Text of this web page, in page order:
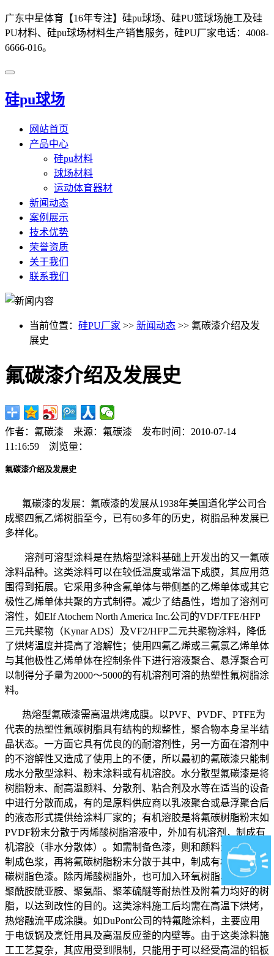
广东中星体育【16年专注】硅pu球场、硅PU篮球场施工及硅
PU材料、硅pu球场材料生产销售服务，硅PU厂家电话：4008-
6666-016。
硅pu球场
网站首页
产品中心
硅pu材料
球场材料
运动体育器材
新闻动态
案例展示
技术优势
荣誉资质
关于我们
联系我们
当前位置： 硅PU厂家 >> 新闻动态 >> 氟碳漆介绍及发
展史
氟碳漆介绍及发展史
作者：氟碳漆 来源：氟碳漆 发布时间：2010-07-14
11:16:59 浏览量：
氟碳漆介绍及发展史
氟碳漆的发展：氟碳漆的发展从1938年美国道化学公司合
成聚四氟乙烯树脂至今，已有60多年的历史，树脂品种发展已
多样化。
溶剂可溶型涂料是在热熔型涂料基础上开发出的又一氟碳
涂料品种。这类涂料可以在较低温度或常温下成膜，其应用范
围得到拓展。它采用多种含氟单体与带侧基的乙烯单体或其它
极性乙烯单体共聚的方式制得。减少了结晶性，增加了溶剂可
溶性，如Elf Atochem North America Inc.公司的VDF/TFE/HFP
三元共聚物（Kynar ADS）及VF2/HFP二元共聚物涂料，降低
了烘烤温度并提高了溶解性；使用四氟乙烯或三氟氯乙烯单体
与其他极性乙烯单体在控制条件下进行溶液聚合、悬浮聚合可
以制得分子量为2000～5000的有机溶剂可溶的热塑性氟树脂涂
料。
热熔型氟碳漆需高温烘烤成膜。以PVF、PVDF、PTFE为
代表的热塑性氟碳树脂具有结构的规整性，聚合物本身呈半结
晶状态。一方面它具有优良的的耐溶剂性，另一方面在溶剂中
的不溶解性又造成了使用上的不便，所以最初的氟碳漆只能制
成水分散型涂料、粉末涂料或有机溶胶。水分散型氟碳漆是将
树脂粉末、耐高温颜料、分散剂、粘合剂及水等在适当的设备
中进行分散而成，有的是原料供应商以乳液聚合或悬浮聚合后
的液态形式提供给涂料厂家的；有机溶胶是将氟碳树脂粉末如
PVDF粉末分散于丙烯酸树脂溶液中，外加有机溶剂，制成有
机溶胶（非水分散体）。如需制备色漆，则和颜料混合分散，
制成色浆，再将氟碳树脂粉末分散于其中，制成有机溶胶型氟
碳树脂色漆。除丙烯酸树脂外，也可加入环氧树脂、聚酰胺和
聚酰胺酰亚胺、聚氨酯、聚苯硫醚等耐热性及附着力均好的树
脂，以达到改性的目的。这类涂料施工后均需在高温下烘烤，
热熔融流平成涂膜。如DuPont公司的特氟隆涂料，主要应用
于电饭锅及烹饪用具及高温反应釜的内壁等。由于这类涂料施
工工艺复杂，其应用受到限制，只能用于可以经受高温的铝板